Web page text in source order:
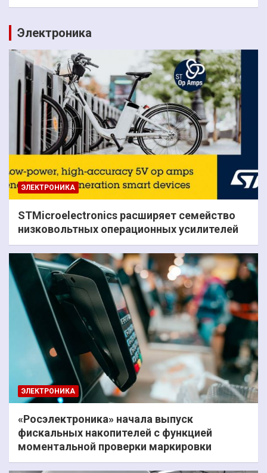
Электроника
ЭЛЕКТРОНИКА
STMicroelectronics расширяет семейство
низковольтных операционных усилителей
ЭЛЕКТРОНИКА
«Росэлектроника» начала выпуск
фискальных накопителей с функцией
моментальной проверки маркировки